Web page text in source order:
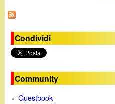
g
i
n
e
Condividi
Community
Guestbook